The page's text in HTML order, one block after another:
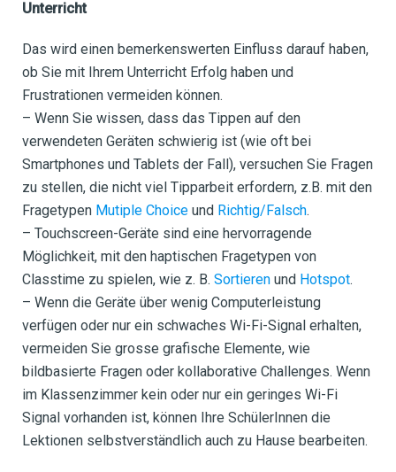
Unterricht
Das wird einen bemerkenswerten Einfluss darauf haben,
ob Sie mit Ihrem Unterricht Erfolg haben und
Frustrationen vermeiden können.
– Wenn Sie wissen, dass das Tippen auf den
verwendeten Geräten schwierig ist (wie oft bei
Smartphones und Tablets der Fall), versuchen Sie Fragen
zu stellen, die nicht viel Tipparbeit erfordern, z.B. mit den
Fragetypen Mutiple Choice und Richtig/Falsch.
– Touchscreen-Geräte sind eine hervorragende
Möglichkeit, mit den haptischen Fragetypen von
Classtime zu spielen, wie z. B. Sortieren und Hotspot.
– Wenn die Geräte über wenig Computerleistung
verfügen oder nur ein schwaches Wi-Fi-Signal erhalten,
vermeiden Sie grosse grafische Elemente, wie
bildbasierte Fragen oder kollaborative Challenges. Wenn
im Klassenzimmer kein oder nur ein geringes Wi-Fi
Signal vorhanden ist, können Ihre SchülerInnen die
Lektionen selbstverständlich auch zu Hause bearbeiten.